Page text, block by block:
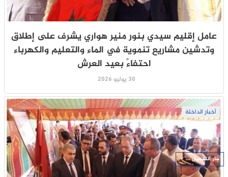
عامل إقليم سيدي بنور منير هواري يشرف على إطلاق
وتدشين مشاريع تنموية في الماء والتعليم والكهرباء
احتفاءً بعيد العرش
30 يوليو 2026
أخبار الداخلة
جار التحميل ...